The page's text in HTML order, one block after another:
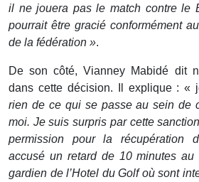
il ne jouera pas le match contre le
pourrait être gracié conformément
de la fédération ».
De son côté, Vianney Mabidé dit
dans cette décision. Il explique : «
rien de ce qui se passe au sein de
moi. Je suis surpris par cette
permission pour la récupération
accusé un retard de 10 minutes au
gardien de l’Hotel du Golf où sont